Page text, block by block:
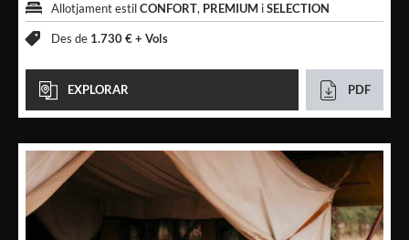
Allotjament estilCONFORT, PREMIUM iSELECTION
Des de 1.730 € + Vols
EXPLORAR PDF